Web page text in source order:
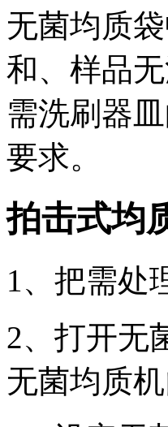
无菌均质
和、样品
需洗刷器
要求。
拍击式均
1、把需处
2、打开无
无菌均质机